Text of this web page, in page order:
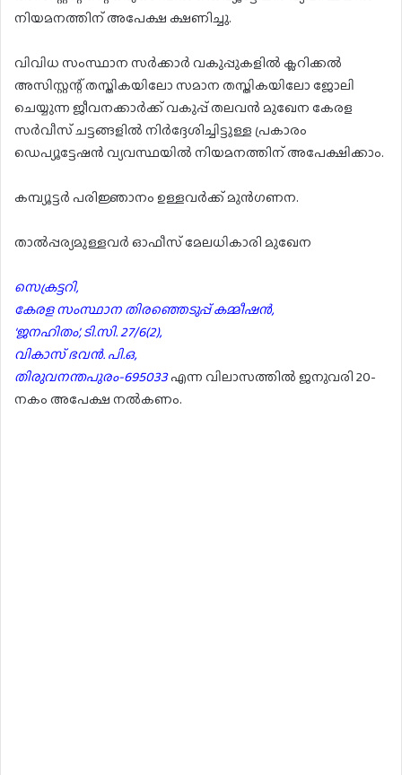
നിയമനത്തിന് അപേക്ഷ ക്ഷണിച്ചു.
വിവിധ സംസ്ഥാന സർക്കാർ വകുപ്പുകളിൽ ക്ലറിക്കൽ
അസിസ്റ്റന്റ് തസ്തികയിലോ സമാന തസ്തികയിലോ ജോലി
ചെയ്യുന്ന ജീവനക്കാർക്ക് വകുപ്പ് തലവൻ മുഖേന കേരള
സർവീസ് ചട്ടങ്ങളിൽ നിർദ്ദേശിച്ചിട്ടുള്ള പ്രകാരം
ഡെപ്യൂട്ടേഷൻ വ്യവസ്ഥയിൽ നിയമനത്തിന് അപേക്ഷിക്കാം.
കമ്പ്യൂട്ടർ പരിജ്ഞാനം ഉള്ളവർക്ക് മുൻഗണന.
താൽപ്പര്യമുള്ളവർ ഓഫീസ് മേലധികാരി മുഖേന
സെക്രട്ടറി,
കേരള സംസ്ഥാന തിരഞ്ഞെടുപ്പ് കമ്മീഷൻ,
‘ജനഹിതം’, ടി.സി. 27/6(2),
വികാസ് ഭവൻ. പി.ഒ,
തിരുവനന്തപുരം-695033എന്ന വിലാസത്തിൽ ജനുവരി 20-
നകം അപേക്ഷ നൽകണം.